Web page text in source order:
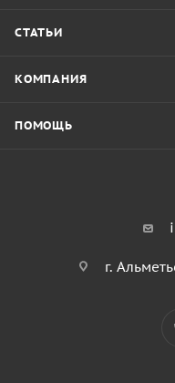
СТАТЬИ
КОМПАНИЯ
ПОМОЩЬ
г.